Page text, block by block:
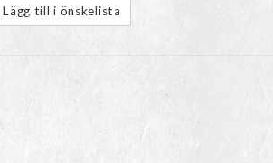
Lägg till i önskelista